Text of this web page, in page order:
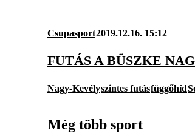
Csupasport2019.12.16. 15:12
FUTÁS A BÜSZKE
Nagy-Kevélyszintes futásfüggőhíd
Még több sport